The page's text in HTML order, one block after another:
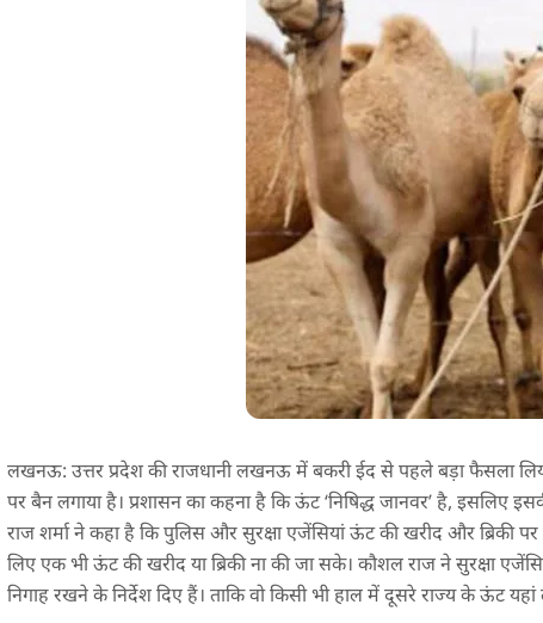
लखनऊ: उत्तर प्रदेश की राजधानी लखनऊ में बकरी ईद से पहले बड़ा फैसला लिया
पर बैन लगाया है। प्रशासन का कहना है कि ऊंट ‘निषिद्ध जानवर’ है, इसलिए
राज शर्मा ने कहा है कि पुलिस और सुरक्षा एजेंसियां ऊंट की खरीद और ब्रिकी पर
लिए एक भी ऊंट की खरीद या ब्रिकी ना की जा सके। कौशल राज ने सुरक्षा
निगाह रखने के निर्देश दिए हैं। ताकि वो किसी भी हाल में दूसरे राज्य के ऊंट